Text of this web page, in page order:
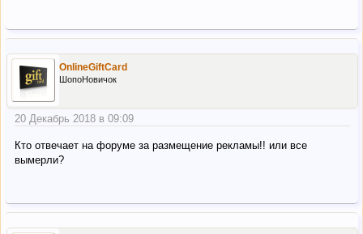
OnlineGiftCard
ШопоНовичок
20 Декабрь 2018 в 09:09
Кто отвечает на форуме за размещение рекламы!! или все
вымерли?